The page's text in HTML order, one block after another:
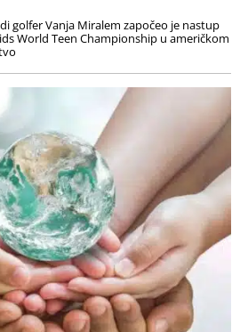
golfer Vanja Miralem započeo je nastup
World Teen Championship u američkom